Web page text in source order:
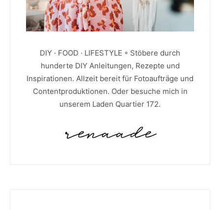
DIY · FOOD · LIFESTYLE ◦ Stöbere durch
hunderte DIY Anleitungen, Rezepte und
Inspirationen. Allzeit bereit für Fotoaufträge und
Contentproduktionen. Oder besuche mich in
unserem Laden Quartier 172.